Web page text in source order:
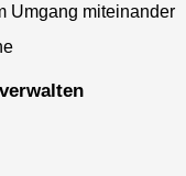
Umgang miteinander